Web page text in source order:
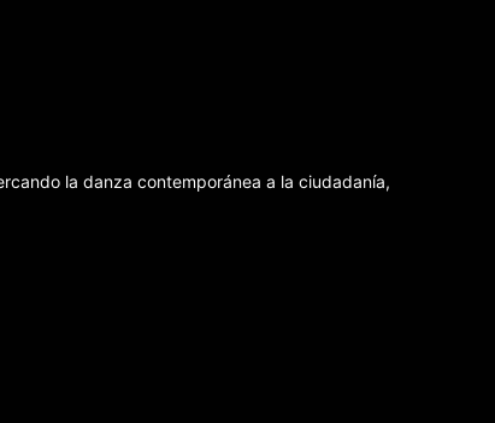
la danza contemporánea a la ciudadanía,